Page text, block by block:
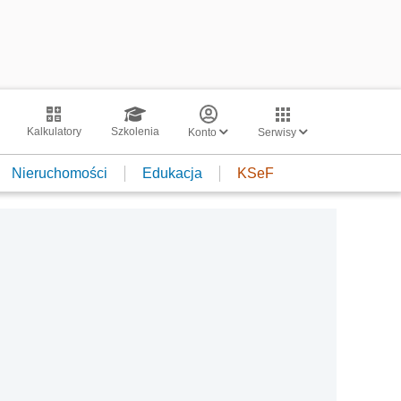
Kalkulatory Szkolenia Konto Serwisy
Nieruchomości Edukacja KSeF